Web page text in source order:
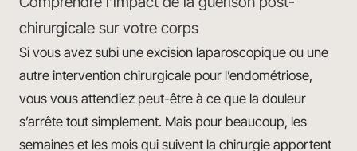
chirurgicale sur votre corps
Si vous avez subi une excision laparoscopique ou une
autre intervention chirurgicale pour l’endométriose,
vous vous attendiez peut-être à ce que la douleur
s’arrête tout simplement. Mais pour beaucoup, les
semaines et les mois qui suivent la chirurgie apportent